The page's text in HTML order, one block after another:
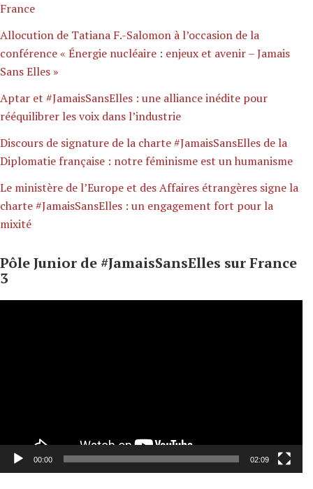
France
Allocution de Tatiana F.-Salomon à l’occasion de la
conférence « Énergie nucléaire : enjeux et avenir – Jamais
Sans Elles »
Aptar et #JamaisSansElles : une alliance inédite pour
rééquilibrer les voix dans l’industrie
Discours de signature de la charte #JamaisSansElles de la
Diplomatie française : notre féminisme est un humanisme
Le ministère de l’Europe et des Affaires étrangères signe la
charte #JamaisSansElles : un engagement fort pour la
mixité
Pôle Junior de #JamaisSansElles sur France
3
00:00 02:09